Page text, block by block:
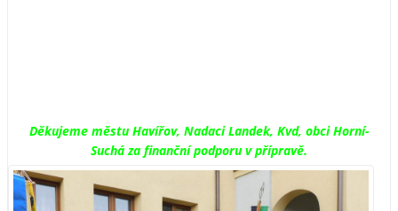
Děkujeme městu Havířov, Nadaci Landek, Kvd, obci Horní-
Suchá za finanční podporu v přípravě.